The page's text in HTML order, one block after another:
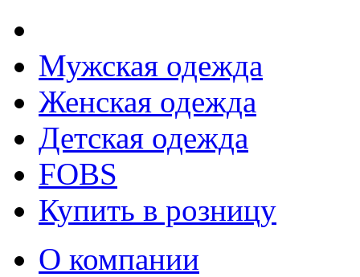
Мужская одежда
Женская одежда
Детская одежда
FOBS
Купить в розницу
О компании